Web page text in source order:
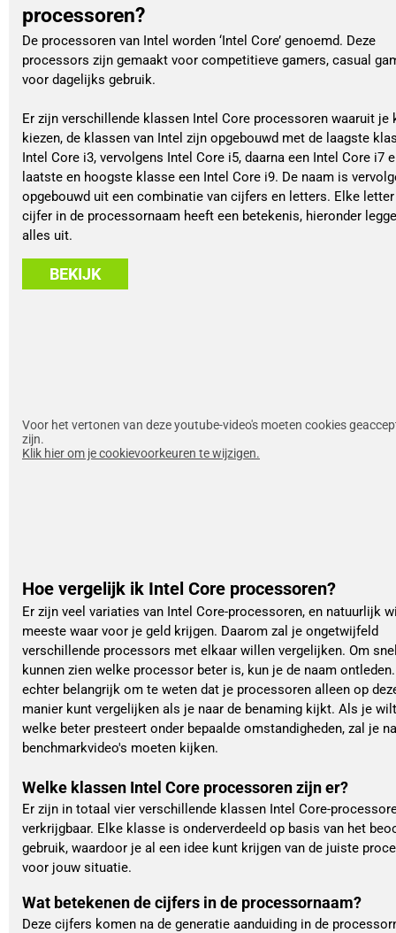
processoren?
De processoren van Intel worden ‘Intel Core’ genoemd. Deze
processors zijn gemaakt voor competitieve gamers, casual
voor dagelijks gebruik.
Er zijn verschillende klassen Intel Core processoren waaruit je
kiezen, de klassen van Intel zijn opgebouwd met de laagste
Intel Core i3, vervolgens Intel Core i5, daarna een Intel Core i7
laatste en hoogste klasse een Intel Core i9. De naam is
opgebouwd uit een combinatie van cijfers en letters. Elke
cijfer in de processornaam heeft een betekenis, hieronder
alles uit.
BEKIJK
Voor het vertonen van deze youtube-video's moeten cookies
zijn.
Klik hier om je cookievoorkeuren te wijzigen.
Hoe vergelijk ik Intel Core processoren?
Er zijn veel variaties van Intel Core-processoren, en natuurlijk
meeste waar voor je geld krijgen. Daarom zal je ongetwijfeld
verschillende processors met elkaar willen vergelijken. Om
kunnen zien welke processor beter is, kun je de naam
echter belangrijk om te weten dat je processoren alleen op
manier kunt vergelijken als je naar de benaming kijkt. Als je
welke beter presteert onder bepaalde omstandigheden, zal je
benchmarkvideo's moeten kijken.
Welke klassen Intel Core processoren zijn er?
Er zijn in totaal vier verschillende klassen Intel Core-
verkrijgbaar. Elke klasse is onderverdeeld op basis van het
gebruik, waardoor je al een idee kunt krijgen van de juiste
voor jouw situatie.
Wat betekenen de cijfers in de processornaam?
Deze cijfers komen na de generatie aanduiding in de